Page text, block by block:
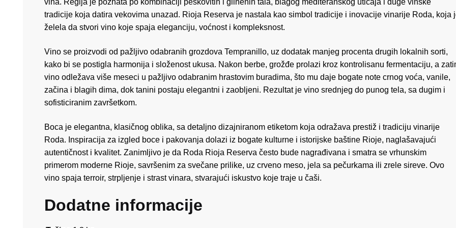
vina. Regija je poznata po kombinaciji peskovitih i glinenih tala, blagog mediteranskog uticaja i duge vinske
tradicije koja datira vekovima unazad. Rioja Reserva je nastala kao simbol tradicije i inovacije vinarije Roda, koja
želela da stvori vino koje spaja eleganciju, voćnost i kompleksnost.
Vino se proizvodi od pažljivo odabranih grozdova Tempranillo, uz dodatak manjeg procenta drugih lokalnih sorti,
kako bi se postigla harmonija i složenost ukusa. Nakon berbe, grožđe prolazi kroz kontrolisanu fermentaciju, a
vino odležava više meseci u pažljivo odabranim hrastovim buradima, što mu daje bogate note crnog voća, vanile,
začina i blagih dima, dok tanini postaju elegantni i zaobljeni. Rezultat je vino srednjeg do punog tela, sa dugim i
sofisticiranim završetkom.
Boca je elegantna, klasičnog oblika, sa detaljno dizajniranom etiketom koja odražava prestiž i tradiciju vinarije
Roda. Inspiracija za izgled boce i pakovanja dolazi iz bogate kulturne i istorijske baštine Rioje, naglašavajući
autentičnost i kvalitet. Zanimljivo je da Roda Rioja Reserva često bude nagrađivana i smatra se vrhunskim
primerom moderne Rioje, savršenim za svečane prilike, uz crveno meso, jela sa pečurkama ili zrele sireve. Ovo
vino spaja terroir, strpljenje i strast vinara, stvarajući iskustvo koje traje u čaši.
Dodatne informacije